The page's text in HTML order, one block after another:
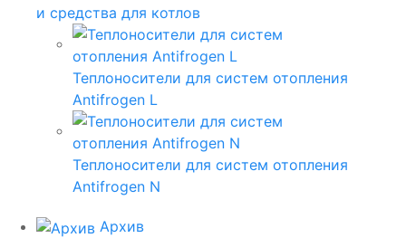
и средства для котлов
Теплоносители для систем отопления
Antifrogen L
Теплоносители для систем отопления
Antifrogen N
Архив